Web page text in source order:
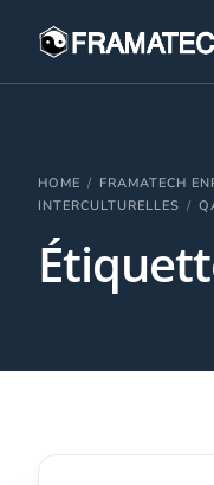
HOME
FRAMATECH
INTERCULTURELLES
Formations
Performance